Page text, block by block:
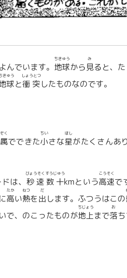
んでいます。 地球
ちきゅう
から見
み
ると、
球
きゅう
と衝突
しょうとつ
したものなのです。
く
でできた小
ちい
さな星
ほし
がたくさんあ
は、 秒速数十
びょうそくすうじゅう
kmという高速
こうそく
で
に高
たか
い熱
ねつ
を出
だ
します。ふつうはこの
で、のこったものが地上
ちじょう
まで落
お